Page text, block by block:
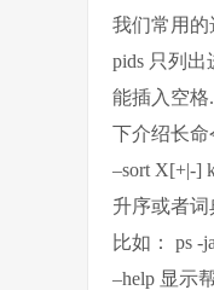
我们常用的
pids 只列
能插入空格
下介绍长命
–sort X[+|-]
升序或者词
比如： ps -
–help 显示